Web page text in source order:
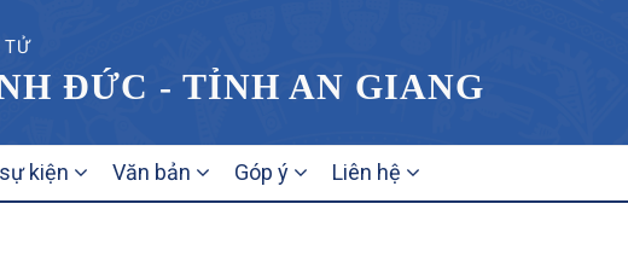
TỬ
ĐỨC - TỈNH AN GIANG
kiện Văn bản Góp ý Liên hệ